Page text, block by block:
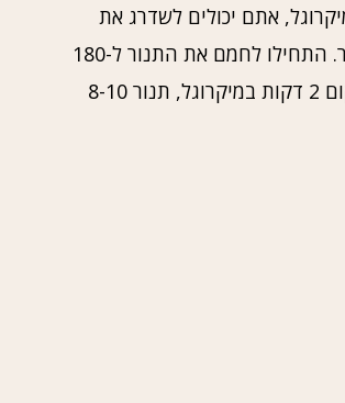
אתם יכולים לשדרג את
המתכון לתנור. התחילו לחמם את התנור ל-180
מעלות, ובמקום 2 דקות במיקרוגל, תנור 8-10